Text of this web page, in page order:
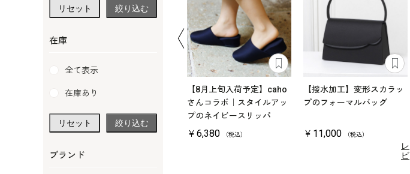
ビ
お受験や学校訪問に、紳士
￥6,380 （税込）
【8月上旬入荷予定】caho
さんコラボ｜スタイルアッ
プのネイビースリッパ
￥6,380 （税込）
【撥水加工】変形スカラッ
プのフォーマルバッグ
￥11,000 （税込）
レ
ビ
リセット 絞り込む
在庫
全て表示
在庫あり
リセット 絞り込む
ブランド